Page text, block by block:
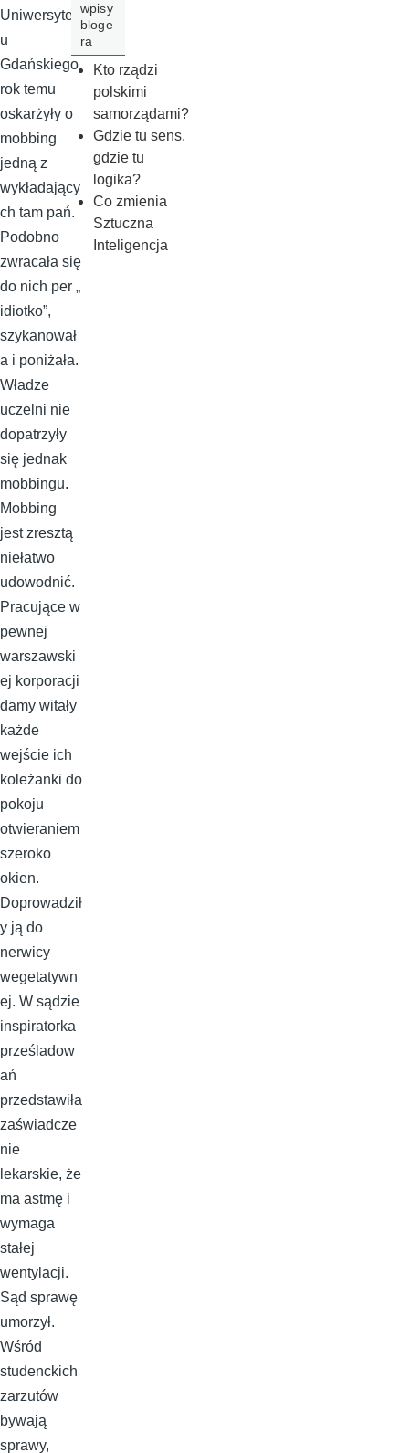
Uniwersytet
u
Gdańskiego
rok temu
oskarżyły o
mobbing
jedną z
wykładający
ch tam pań.
Podobno
zwracała się
do nich per „
idiotko”,
szykanował
a i poniżała.
Władze
uczelni nie
dopatrzyły
się jednak
mobbingu.
Mobbing
jest zresztą
niełatwo
udowodnić.
Pracujące w
pewnej
warszawski
ej korporacji
damy witały
każde
wejście ich
koleżanki do
pokoju
otwieraniem
szeroko
okien.
Doprowadził
y ją do
nerwicy
wegetatywn
ej. W sądzie
inspiratorka
prześladow
ań
przedstawiła
zaświadcze
nie
lekarskie, że
ma astmę i
wymaga
stałej
wentylacji.
Sąd sprawę
umorzył.
Wśród
studenckich
zarzutów
bywają
sprawy,
wpisy
bloge
ra
Kto rządzi
polskimi
samorządami?
Gdzie tu sens,
gdzie tu
logika?
Co zmienia
Sztuczna
Inteligencja